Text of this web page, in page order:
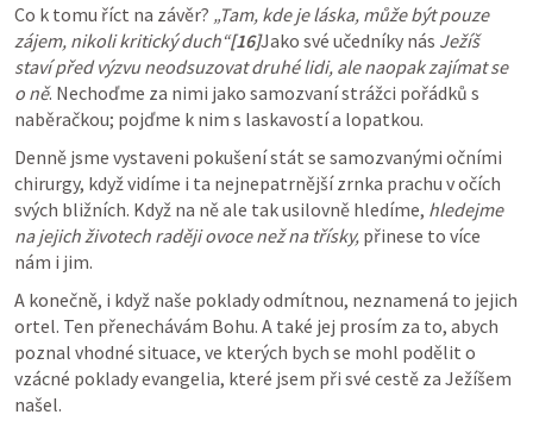
Co k tomu říct na závěr? „Tam, kde je láska, může být pouze
zájem, nikoli kritický duch“[16]Jako své učedníky nás Ježíš
staví před výzvu neodsuzovat druhé lidi, ale naopak zajímat se
o ně. Nechoďme za nimi jako samozvaní strážci pořádků s
naběračkou; pojďme k nim s laskavostí a lopatkou.
Denně jsme vystaveni pokušení stát se samozvanými očními
chirurgy, když vidíme i ta nejnepatrnější zrnka prachu v očích
svých bližních. Když na ně ale tak usilovně hledíme, hledejme
na jejich životech raději ovoce než na třísky, přinese to více
nám i jim.
A konečně, i když naše poklady odmítnou, neznamená to jejich
ortel. Ten přenechávám Bohu. A také jej prosím za to, abych
poznal vhodné situace, ve kterých bych se mohl podělit o
vzácné poklady evangelia, které jsem při své cestě za Ježíšem
našel.